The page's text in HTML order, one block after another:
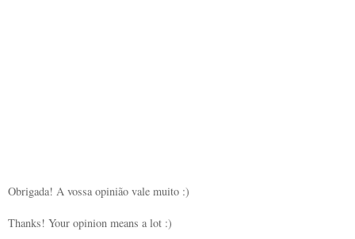
Obrigada! A vossa opinião vale muito :)
Thanks! Your opinion means a lot :)